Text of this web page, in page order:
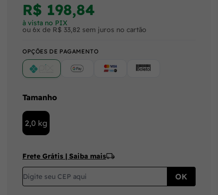
R$ 198,84
à vista no PIX
ou 6x de R$ 33,82 sem juros no cartão
OPÇÕES DE PAGAMENTO
Google Pay (Crédito/Débito)
Cartão Boleto
Frete Grátis | Saiba mais
Tamanho
2,0 kg